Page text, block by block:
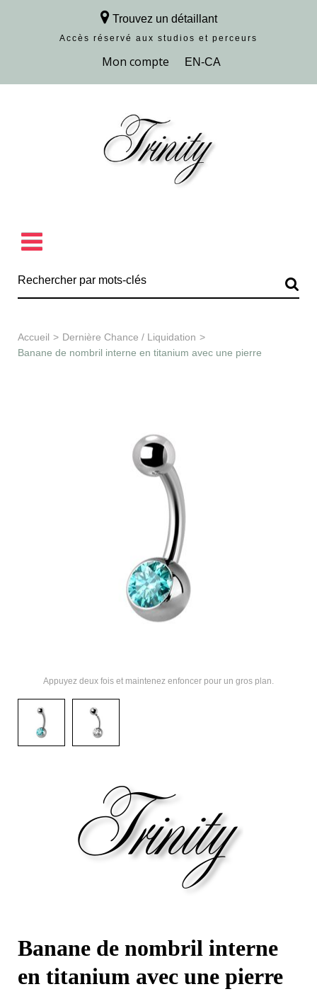
Trouvez un détaillant
Accès réservé aux studios et perceurs
Découvrir la collection
Accueil > Dernière Chance / Liquidation >
Banane de nombril interne en titanium avec une pierre
Appuyez deux fois et maintenez enfoncer pour un gros plan.
Banane de nombril interne
en titanium avec une pierre